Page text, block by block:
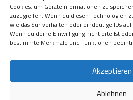
Cookies, um Geräteinformationen zu
zuzugreifen. Wenn du diesen Technologien
wie das Surfverhalten oder eindeutige IDs
Wenn du deine Einwilligung nicht erteilst
bestimmte Merkmale und Funktionen
Akzeptieren
Ablehnen
Kauf auf Rechung
Klarna
American Express